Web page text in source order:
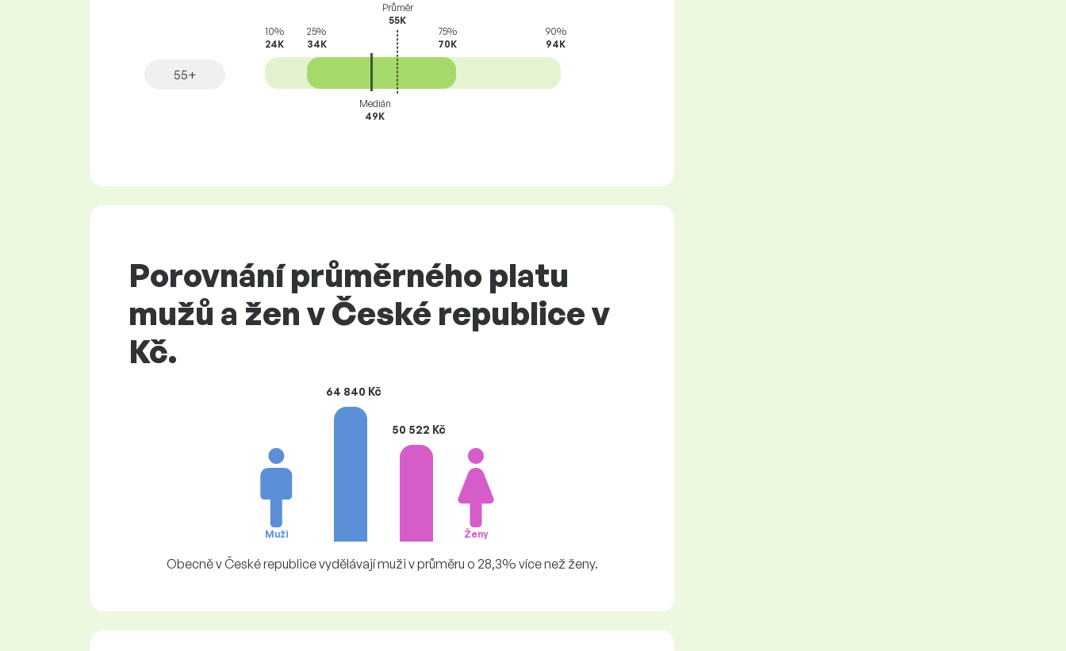
55+
Průměr
55K
Medián
49K
10%
24K
25%
34K
75%
70K
90%
94K
Porovnání průměrného platu
mužů a žen v České republice v
Kč.
Muži
64 840 Kč
50 522 Kč
Ženy
Obecně v České republice vydělávají muži v průměru o 28,3% více než ženy.